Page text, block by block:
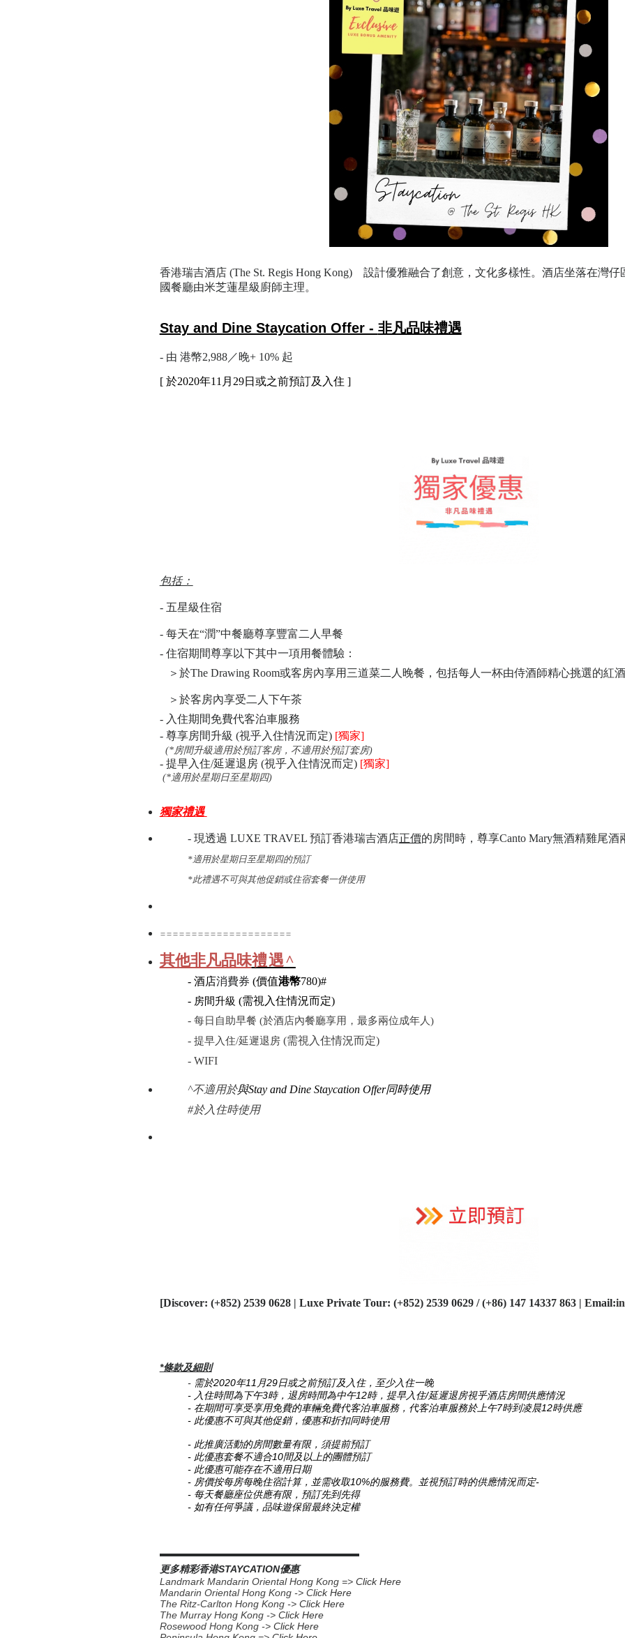
香港瑞吉酒店 (The St. Regis Hong Kong) 設計優雅融合了創意，文化多樣性。酒店坐落在灣
國餐廳由米芝蓮星級廚師主理。
Stay and Dine Staycation Offer - 非凡品味禮遇
- 由 港幣2,988／晚+ 10% 起
[ 於2020年11月29日或之前預訂及入住 ]
包括：
- 五星級住宿
- 每天在“潤”中餐廳尊享豐富二人早餐
- 住宿期間尊享以下其中一項用餐體驗：
＞於The Drawing Room或客房內享用三道菜二人晚餐，包括每人一杯由侍酒師精心挑選的紅
＞於客房內享受二人下午茶
- 入住期間免費代客泊車服務
- 尊享房間升級 (視乎入住情況而定) [獨家]
(*房間升級適用於預訂客房， 不適用於預訂套房)
- 提早入住/延遲退房 (視乎入住情況而定) [獨家]
(*適用於星期日至星期四)
獨家禮遇
- 現透過 LUXE TRAVEL 預訂香港瑞吉酒店正價的房間時，尊享Canto Mary無酒精雞尾酒
*適用於星期日至星期四的預訂
*此禮遇不可與其他促銷或住宿套餐一併使用
=====================
其他非凡品味禮遇^
- 酒店消費券 (價值港幣780)#
- 房間升級 (需視入住情況而定)
- 每日自助早餐 (於酒店內餐廳享用，最多兩位成年人)
-提早入住/延遲退房(需視入住情況而定)
- WIFI
^不適用於與Stay and Dine Staycation Offer同時使用
#於入住時使用
[Discover: (+852) 2539 0628 | Luxe Private Tour: (+852) 2539 0629 / (+86) 147 14337 863 | Email:
*條款及細則
- 需於2020年11月29日或之前預訂及入住， 至少入住一晚
- 入住時間為下午3時，退房時間為中午12時， 提早入住/延遲退房視乎酒店房間供應情況
- 在期間可享受享用免費的車輛免費代客泊車服務，代客泊車服務於上午7時到凌晨12時供應
- 此優惠不可與其他促銷，優惠和折扣同時使用
- 此推廣活動的房間數量有限， 須提前預訂
- 此優惠套餐不適合10間及以上的團體預訂
- 此優惠可能存在不適用日期
- 房價按每房每晚住宿計算， 並需收取10%的服務費。
並視預訂時的供應情況而定-
- 每天餐廳座位供應有限，預訂先到先得
- 如有任何爭議， 品味遊保留最終決定權
▬▬▬▬▬▬▬▬▬▬▬▬▬▬▬▬▬▬▬▬▬▬
更多精彩香港STAYCATION優惠
Landmark Mandarin Oriental Hong Kong => Click Here
Mandarin Oriental Hong Kong -> Click Here
The Ritz-Carlton Hong Kong -> Click Here
The Murray Hong Kong -> Click Here
Rosewood Hong Kong -> Click Here